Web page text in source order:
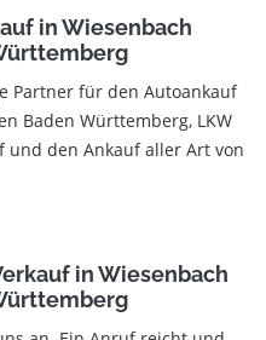
in Wiesenbach
Partner für den Autoankauf
Baden Württemberg, LKW
und den Ankauf aller Art von
in Wiesenbach